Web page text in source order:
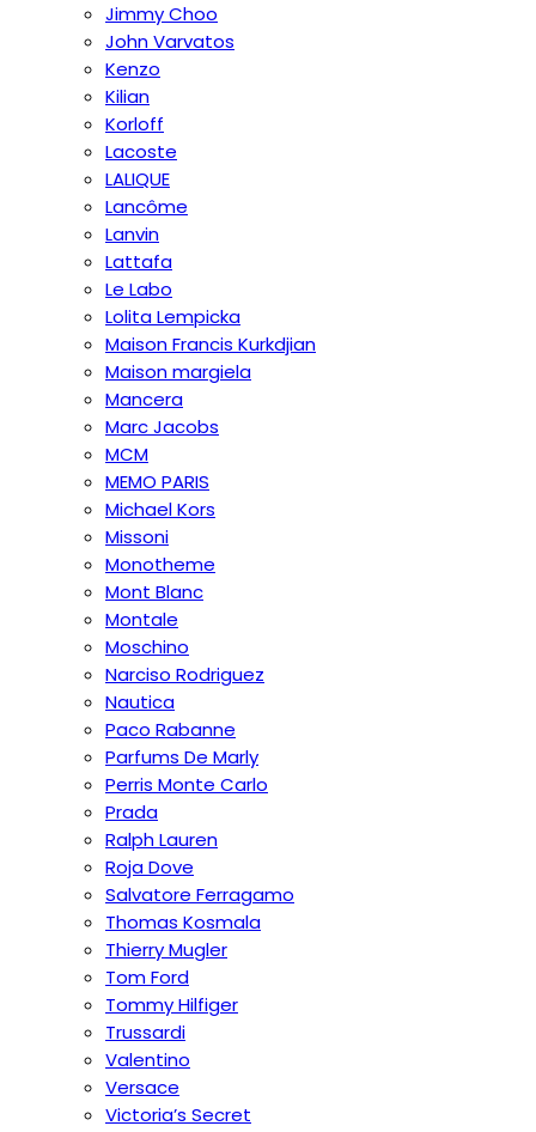
Jimmy Choo
John Varvatos
Kenzo
Kilian
Korloff
Lacoste
LALIQUE
Lancôme
Lanvin
Lattafa
Le Labo
Lolita Lempicka
Maison Francis Kurkdjian
Maison margiela
Mancera
Marc Jacobs
MCM
MEMO PARIS
Michael Kors
Missoni
Monotheme
Mont Blanc
Montale
Moschino
Narciso Rodriguez
Nautica
Paco Rabanne
Parfums De Marly
Perris Monte Carlo
Prada
Ralph Lauren
Roja Dove
Salvatore Ferragamo
Thomas Kosmala
Thierry Mugler
Tom Ford
Tommy Hilfiger
Trussardi
Valentino
Versace
Victoria’s Secret